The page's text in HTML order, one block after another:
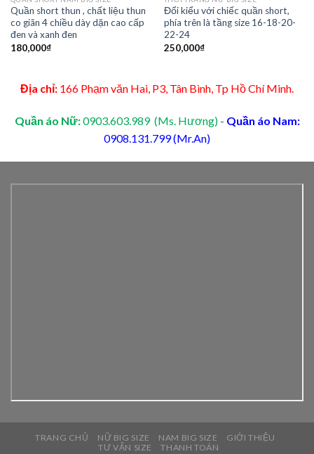
Quần short thun , chất liệu thun
co giãn 4 chiều dày dặn cao cấp
đen và xanh đen
180,000₫
Đổi kiểu với chiếc quần short,
phía trên là tầng size 16-18-20-
22-24
250,000₫
Địa chỉ: 166 Phạm văn Hai, P3, Tân Bình, Tp Hồ Chí Minh.
Quần áo Nữ:0903.603.989 (Ms. Hương) - Quần áo Nam:
0908.131.799 (Mr.An)
TRANG CHỦ NỮ BIG SIZE NAM BIG SIZE
GIỚI THIỆU
TƯ VẤN SIZE
THANH TOÁN